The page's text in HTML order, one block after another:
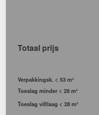
Totaal prijs
Verpakkingsk. < 53 m²
Toeslag minder < 28 m²
Toeslag viltlaag < 28 m²